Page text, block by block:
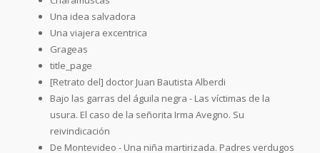
Una idea salvadora
Una viajera excentrica
Grageas
title_page
[Retrato del] doctor Juan Bautista Alberdi
Bajo las garras del águila negra - Las víctimas de la
usura. El caso de la señorita Irma Avegno. Su
reivindicación
De Montevideo - Una niña martirizada. Padres verdugos